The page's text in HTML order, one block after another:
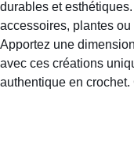
durables et
accessoires, plantes
Apportez une
avec ces créations
authentique en